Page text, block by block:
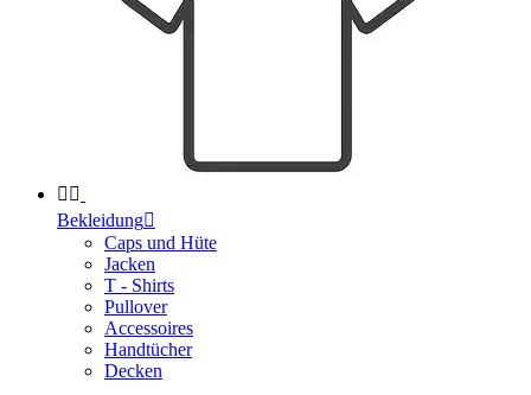
 
Bekleidung
Caps und Hüte
Jacken
T - Shirts
Pullover
Accessoires
Handtücher
Decken